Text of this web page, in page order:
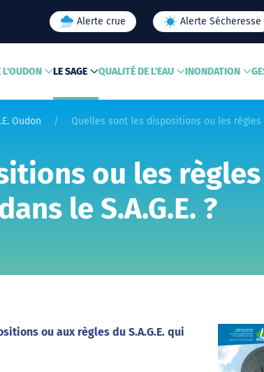
Alerte crue Alerte Sécheresse
L'OUDON LE SAGE QUALITÉ DE L'EAU INONDATION
Oudon Quelles sont les dispositions ou les règles
ou les
le S.A.G.E. ?
ou aux règles du S.A.G.E. qui